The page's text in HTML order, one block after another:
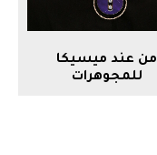
من عند ميسيكا
للمجوهرات